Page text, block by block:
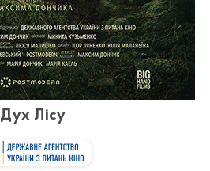
Дух Лісу